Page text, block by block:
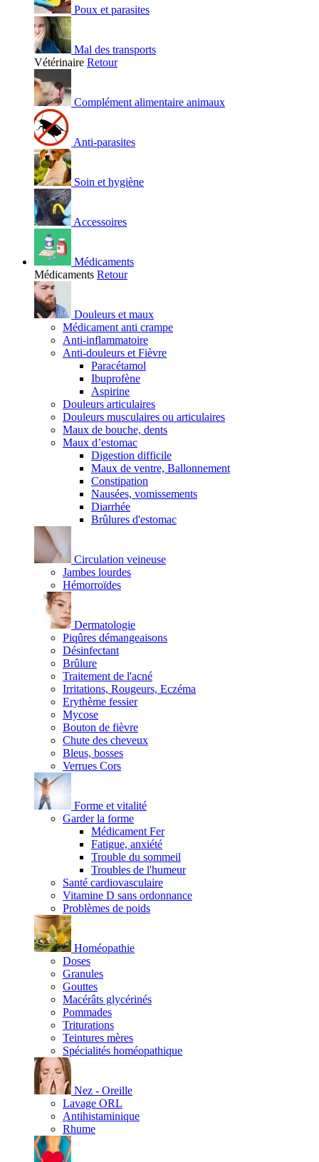
Poux et parasites
Mal des transports
Vétérinaire Retour
Complément alimentaire animaux
Anti-parasites
Soin et hygiène
Accessoires
Médicaments
Médicaments Retour
Douleurs et maux
Médicament anti crampe
Anti-inflammatoire
Anti-douleurs et Fièvre
Paracétamol
Ibuprofène
Aspirine
Douleurs articulaires
Douleurs musculaires ou articulaires
Maux de bouche, dents
Maux d’estomac
Digestion difficile
Maux de ventre, Ballonnement
Constipation
Nausées, vomissements
Diarrhée
Brûlures d'estomac
Circulation veineuse
Jambes lourdes
Hémorroïdes
Dermatologie
Piqûres démangeaisons
Désinfectant
Brûlure
Traitement de l'acné
Irritations, Rougeurs, Eczéma
Erythème fessier
Mycose
Bouton de fièvre
Chute des cheveux
Bleus, bosses
Verrues Cors
Forme et vitalité
Garder la forme
Médicament Fer
Fatigue, anxiété
Trouble du sommeil
Troubles de l'humeur
Santé cardiovasculaire
Vitamine D sans ordonnance
Problèmes de poids
Homéopathie
Doses
Granules
Gouttes
Macérâts glycérinés
Pommades
Triturations
Teintures mères
Spécialités homéopathique
Nez - Oreille
Lavage ORL
Antihistaminique
Rhume